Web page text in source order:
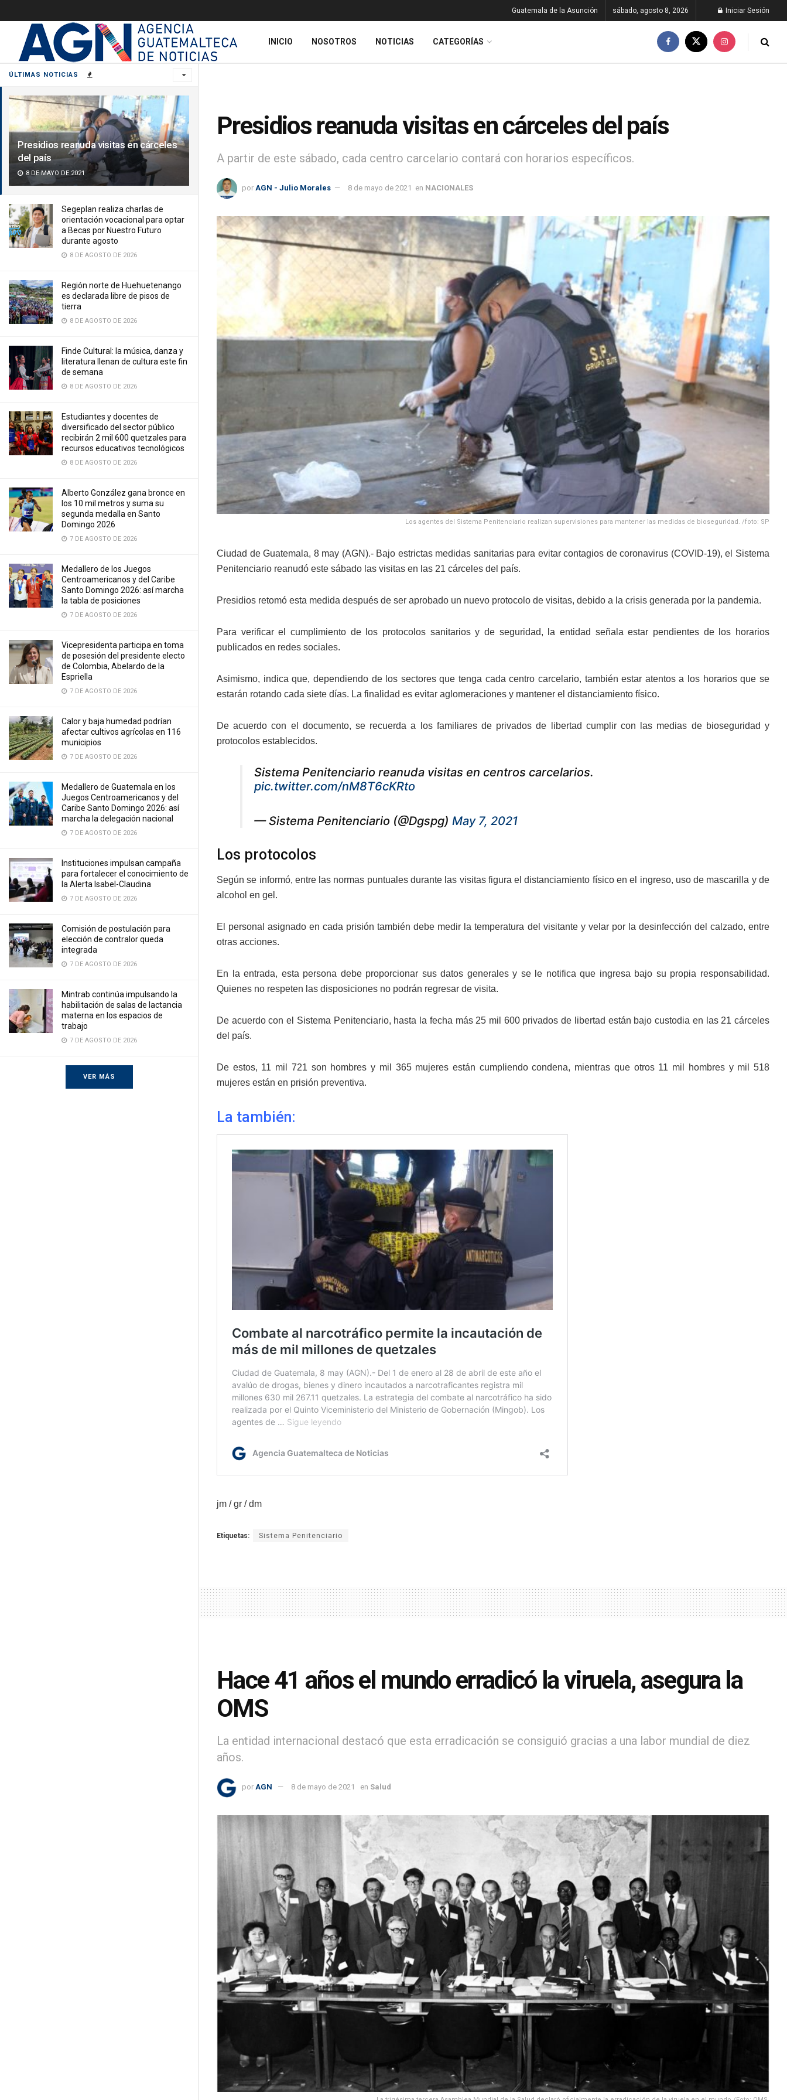
ÚLTIMAS NOTICIAS
Presidios reanuda visitas en cárceles
del país
8 DE MAYO DE 2021
Segeplan realiza charlas de
orientación vocacional para optar
a Becas por Nuestro Futuro
durante agosto
8 DE AGOSTO DE 2026
Región norte de Huehuetenango
es declarada libre de pisos de
tierra
8 DE AGOSTO DE 2026
Finde Cultural: la música, danza y
literatura llenan de cultura este fin
de semana
8 DE AGOSTO DE 2026
Estudiantes y docentes de
diversificado del sector público
recibirán 2 mil 600 quetzales para
recursos educativos tecnológicos
8 DE AGOSTO DE 2026
Alberto González gana bronce en
los 10 mil metros y suma su
segunda medalla en Santo
Domingo 2026
7 DE AGOSTO DE 2026
Medallero de los Juegos
Centroamericanos y del Caribe
Santo Domingo 2026: así marcha
la tabla de posiciones
7 DE AGOSTO DE 2026
Vicepresidenta participa en toma
de posesión del presidente electo
de Colombia, Abelardo de la
Espriella
7 DE AGOSTO DE 2026
Calor y baja humedad podrían
afectar cultivos agrícolas en 116
municipios
7 DE AGOSTO DE 2026
Medallero de Guatemala en los
Juegos Centroamericanos y del
Caribe Santo Domingo 2026: así
marcha la delegación nacional
7 DE AGOSTO DE 2026
Instituciones impulsan campaña
para fortalecer el conocimiento de
la Alerta Isabel-Claudina
7 DE AGOSTO DE 2026
Comisión de postulación para
elección de contralor queda
integrada
7 DE AGOSTO DE 2026
Mintrab continúa impulsando la
habilitación de salas de lactancia
materna en los espacios de
trabajo
7 DE AGOSTO DE 2026
VER MÁS
Guatemala de la Asunción sábado, agosto 8, 2026 Iniciar Sesión
INICIO NOSOTROS NOTICIAS CATEGORÍAS
Presidios reanuda visitas en cárceles del país
A partir de este sábado, cada centro carcelario contará con horarios específicos.
por AGN - Julio Morales 8 de mayo de 2021 en NACIONALES
Los agentes del Sistema Penitenciario realizan supervisiones para mantener las medidas de bioseguridad. /foto: SP
Ciudad de Guatemala, 8 may (AGN).- Bajo estrictas medidas sanitarias para evitar contagios de coronavirus (COVID-19), el Sistema
Penitenciario reanudó este sábado las visitas en las 21 cárceles del país.
Presidios retomó esta medida después de ser aprobado un nuevo protocolo de visitas, debido a la crisis generada por la pandemia.
Para verificar el cumplimiento de los protocolos sanitarios y de seguridad, la entidad señala estar pendientes de los horarios
publicados en redes sociales.
Asimismo, indica que, dependiendo de los sectores que tenga cada centro carcelario, también estar atentos a los horarios que se
estarán rotando cada siete días. La finalidad es evitar aglomeraciones y mantener el distanciamiento físico.
De acuerdo con el documento, se recuerda a los familiares de privados de libertad cumplir con las medias de bioseguridad y
protocolos establecidos.
Sistema Penitenciario reanuda visitas en centros carcelarios.
pic.twitter.com/nM8T6cKRto
— Sistema Penitenciario (@Dgspg) May 7, 2021
Los protocolos
Según se informó, entre las normas puntuales durante las visitas figura el distanciamiento físico en el ingreso, uso de mascarilla y de
alcohol en gel.
El personal asignado en cada prisión también debe medir la temperatura del visitante y velar por la desinfección del calzado, entre
otras acciones.
En la entrada, esta persona debe proporcionar sus datos generales y se le notifica que ingresa bajo su propia responsabilidad.
Quienes no respeten las disposiciones no podrán regresar de visita.
De acuerdo con el Sistema Penitenciario, hasta la fecha más 25 mil 600 privados de libertad están bajo custodia en las 21 cárceles
del país.
De estos, 11 mil 721 son hombres y mil 365 mujeres están cumpliendo condena, mientras que otros 11 mil hombres y mil 518
mujeres están en prisión preventiva.
La también:
jm / gr / dm
Etiquetas: Sistema Penitenciario
Hace 41 años el mundo erradicó la viruela, asegura la
OMS
La entidad internacional destacó que esta erradicación se consiguió gracias a una labor mundial de diez
años.
por AGN 8 de mayo de 2021 en Salud